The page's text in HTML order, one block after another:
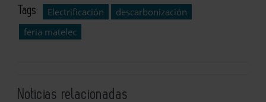
Tags: Electrificación
descarbonización
feria matelec
Noticias relacionadas